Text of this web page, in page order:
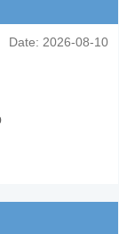
Date: 2026-08-10